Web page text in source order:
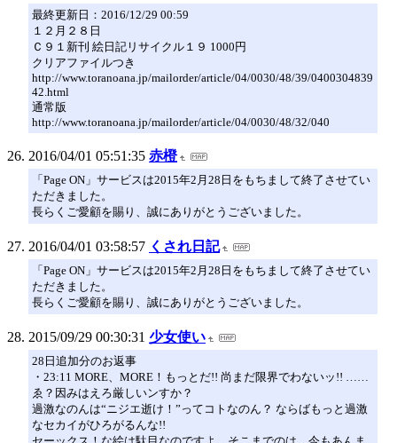
最終更新日：2016/12/29 00:59
１２月２８日
Ｃ９１新刊 絵日記リサイクル１９ 1000円
クリアファイルつき
http://www.toranoana.jp/mailorder/article/04/0030/48/39/0400304839
42.html
通常版
http://www.toranoana.jp/mailorder/article/04/0030/48/32/040
2016/04/01 05:51:35 赤橙
「Page ON」サービスは2015年2月28日をもちまして終了させてい
ただきました。
長らくご愛顧を賜り、誠にありがとうございました。
2016/04/01 03:58:57 くされ日記
「Page ON」サービスは2015年2月28日をもちまして終了させてい
ただきました。
長らくご愛顧を賜り、誠にありがとうございました。
2015/09/29 00:30:31 少女使い
28日追加分のお返事
・23:11 MORE、MORE！もっとだ!! 尚まだ限界でわないッ!! ……
ゑ？因みはえろ厳しいンすか？
過激なのんは“ニジエ逝け！”ってコトなのん？ ならばもっと過激
なセカイがひろがるんな!!